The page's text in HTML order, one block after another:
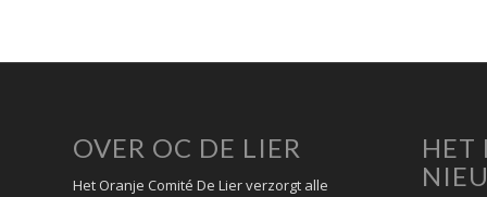
OVER OC DE LIER
Het Oranje Comité De Lier verzorgt alle
HET